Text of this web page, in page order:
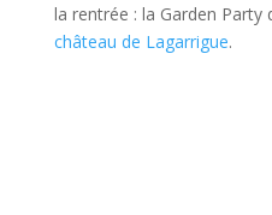
la rentrée : la Garden Party
château de Lagarrigue.